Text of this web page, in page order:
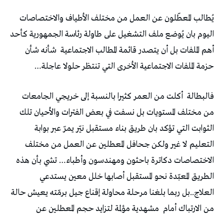
يُطالب المعطّلون عن العمل من مختلف الأطياف والاختصاصات
اليوم بان يُوضع ملف التشغيل على طاولة رئاسة الجمهورية كأحد
أهم الملفات بل أن يتصدر قائمة المطالب الاجتماعية شأنه شأن
حزمة الملفات الاجتماعية الأخرى التي تنتظر حلولا عاجلة…
فالبطالة أكلت من العمر كثيرا بالنسبة إلى خريجي الجامعات
من مختلف المستويات بل نسفت في بعض الفترات والأحيان تلك
الثوابت التي تؤكد بان طريق بناء مستقبل نيّر يمرّ عبر بوابة
التعليم لا غير ولكن جحافل المعطلين عن العمل من مختلف
الاختصاصات دكاترة باحثون ومهندسون وأطباء… تشي بأن هذه
الطريق المعبّدة نحو المستقبل أصابها خلل معين يستدعي
العلاج..بل ربما بلغنا مرحلة محاولة إقناع جيل برمّته يعيش حالة
من الارتباك أمام مشهدية مؤلمة لتزايد حجم المعطلين عن